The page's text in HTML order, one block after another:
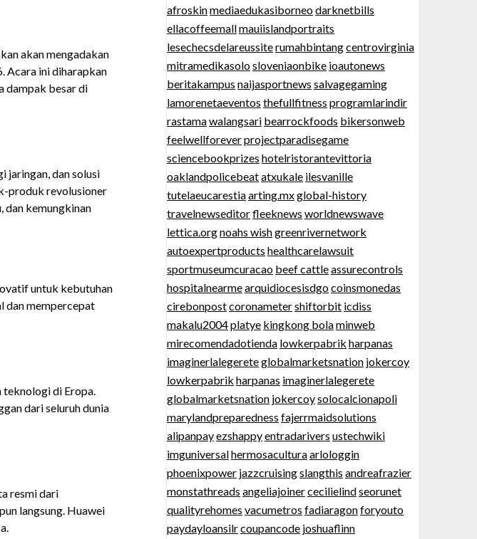
akan mengadakan
Acara ini diharapkan
dampak besar di
jaringan, dan solusi
produk revolusioner
dan kemungkinan
untuk kebutuhan
dan mempercepat
teknologi di Eropa.
dari seluruh dunia
resmi dari
langsung. Huawei
afroskinmediaedukasiborneodarknetbills
ellacoffeemallmauiislandportraits
lesechecsdelareussiterumahbintangcentrovirginia
mitramedikasolosloveniaonbike ioautonews
beritakampus naijasportnews salvagegaming
lamorenetaeventos thefullfitness programlarindir
rastamawalangsari bearrockfoods bikersonweb
feelwellforeverprojectparadisegame
sciencebookprizes hotelristorantevittoria
oaklandpolicebeatatxukale ilesvanille
tutelaeucarestiaarting.mxglobal-history
travelnewseditorfleeknews worldnewswave
lettica.orgnoahs wishgreenrivernetwork
autoexpertproducts healthcarelawsuit
sportmuseumcuracao beef cattleassurecontrols
hospitalnearmearquidiocesisdgocoinsmonedas
cirebonpostcoronametershiftorbit icdiss
makalu2004platye kingkong bolaminweb
mirecomendadotienda lowkerpabrik harpanas
imaginerlalegereteglobalmarketsnation jokercoy
lowkerpabrik harpanas imaginerlalegerete
globalmarketsnation jokercoysolocalcionapoli
marylandpreparedness fajerrmaidsolutions
alipanpayezshappyentradarivers ustechwiki
imguniversalhermosaculturaarlologgin
phoenixpower jazzcruisingslangthis andreafrazier
monstathreads angeliajoinercecilielindseorunet
qualityrehomes vacumetros fadiaragonforyouto
paydayloansilrcoupancode joshuaflinn